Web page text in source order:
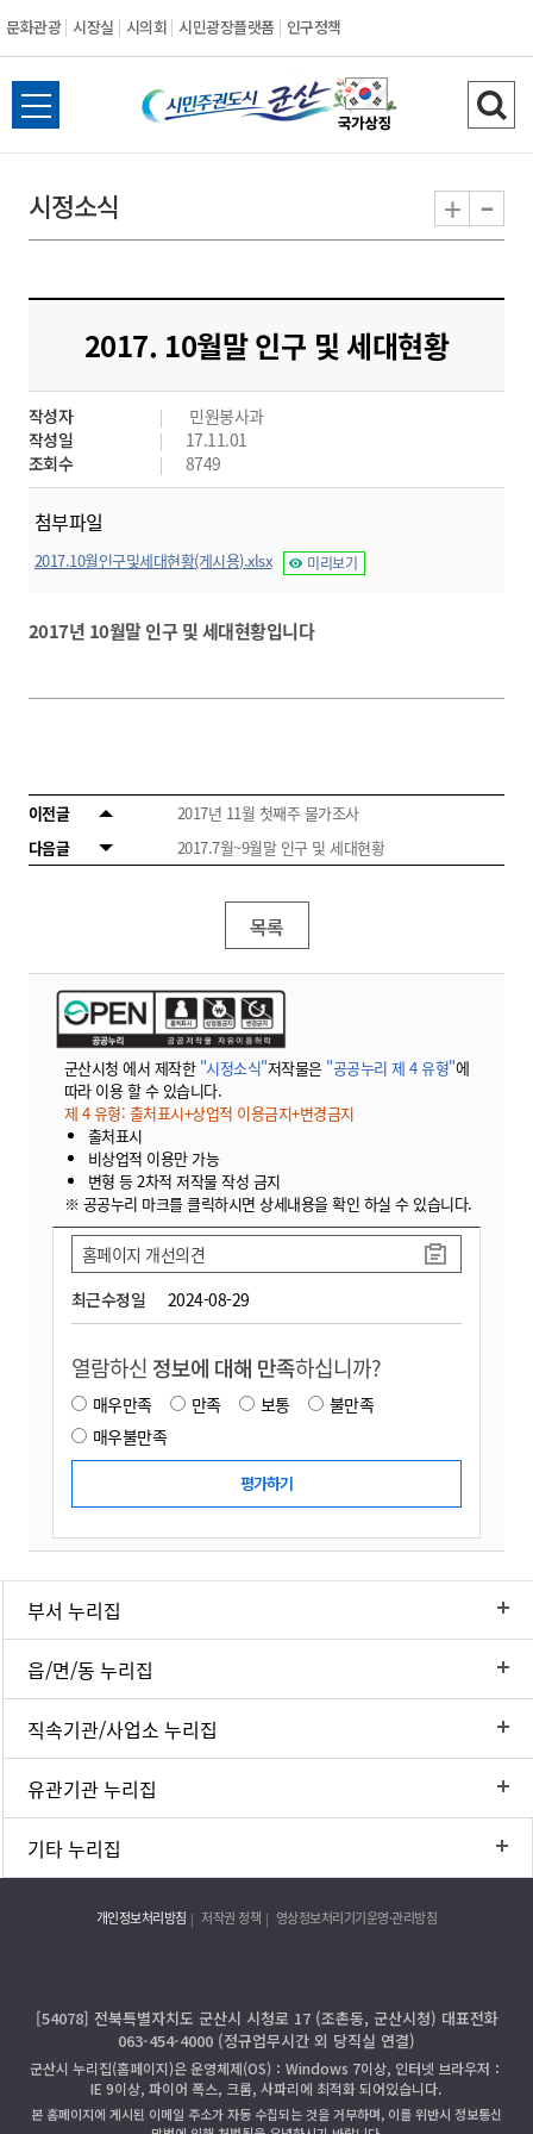
문화관광 시장실 시의회 시민광장플랫폼 인구정책
시
민
도
시
군
산
전
체
뉴
열
검
색
기
시정소식 + -
2017. 10월말 인구 및 세대현황
작성자
민원봉사과
작성일
17.11.01
조회수
8749
첨부파일
2017.10월인구및세대현황(게시용).xlsx 미리보기
2017년 10월말 인구 및 세대현황입니다
이전글
2017년 11월 첫째주 물가조사
다음글
2017.7월~9월말 인구 및 세대현황
목록
군산시청 에서 제작한 "시정소식"저작물은 "공공누리 제 4 유형"에
따라 이용 할 수 있습니다.
제 4 유형: 출처표시+상업적 이용금지+변경금지
출처표시
비상업적 이용만 가능
변형 등 2차적 저작물 작성 금지
※ 공공누리 마크를 클릭하시면 상세내용을 확인 하실 수 있습니다.
최근수정일 2024-08-29
홈페이지 개선의견
열람하신 정보에 대해 만족하십니까?
매우만족 만족 보통
불만족
매우불만족
부서 누리집
읍/면/동 누리집
직속기관/사업소 누리집
유관기관 누리집
기타 누리집
개인정보처리방침 저작권 정책 영상정보처리기기운영·관리방침
[54078] 전북특별자치도 군산시 시청로 17 (조촌동, 군산시청) 대표전화
063-454-4000 (정규업무시간 외 당직실 연결)
군산시 누리집(홈페이지)은 운영체제(OS)：Windows 7이상, 인터넷 브라우저：
IE 9이상, 파이어 폭스, 크롬, 사파리에 최적화 되어있습니다.
본 홈페이지에 게시된 이메일 주소가 자동 수집되는 것을 거부하며, 이를 위반시 정보통신